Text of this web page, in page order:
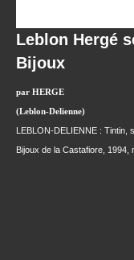
Leblon Hergé
Bijoux
par HERGE
(Leblon-Delienne)
LEBLON-DELIENNE :
Bijoux de la Castafiore, 1994,